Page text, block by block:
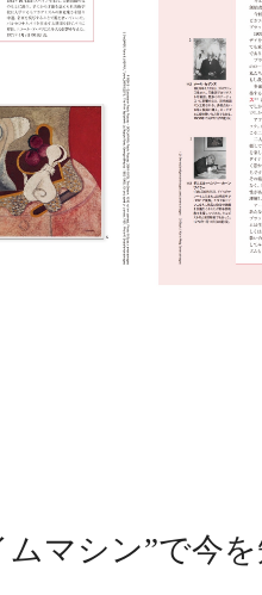
ムマシン”で今